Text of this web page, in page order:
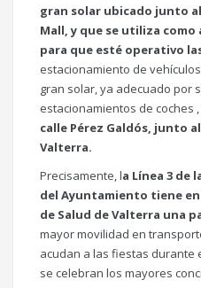
gran solar ubicado junto
Mall, y que se utiliza
para que esté operativo
estacionamiento de
gran solar, ya adecuado por
estacionamientos de coches ,
calle Pérez Galdós, junto
Valterra.
Precisamente, la Línea 3 de
del Ayuntamiento tiene
de Salud de Valterra una
mayor movilidad en
acudan a las fiestas durante
se celebran los mayores